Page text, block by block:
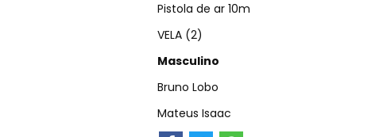
Pistola de ar 10m
VELA (2)
Masculino
Bruno Lobo
Mateus Isaac